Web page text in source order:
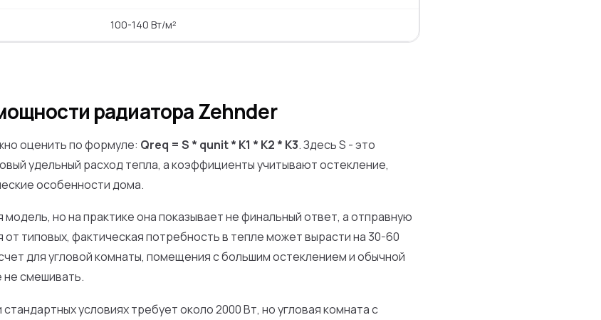
100-140 Вт/м²
радиатора Zehnder
оценить по формуле: Qreq = S * qunit * K1 * K2 * K3. Здесь S - это
удельный расход тепла, а коэффициенты учитывают остекление,
особенности дома.
но на практике она показывает не финальный ответ, а отправную
от типовых, фактическая потребность в тепле может вырасти на 30-60
для угловой комнаты, помещения с большим остеклением и обычной
смешивать.
условиях требует около 2000 Вт, но угловая комната с